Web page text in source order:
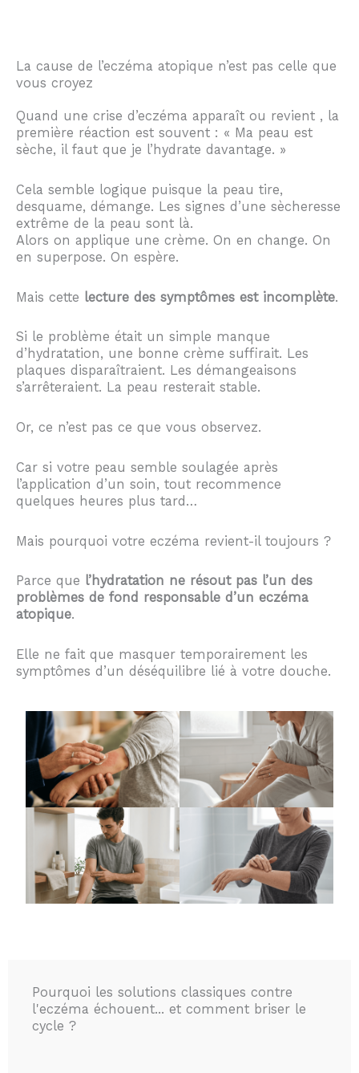
La cause de l’eczéma atopique n’est pas celle que
vous croyez
Quand une crise d’eczéma apparaît ou revient , la
première réaction est souvent : « Ma peau est
sèche, il faut que je l’hydrate davantage. »
Cela semble logique puisque la peau tire,
desquame, démange. Les signes d’une sècheresse
extrême de la peau sont là.
Alors on applique une crème. On en change. On
en superpose. On espère.
Mais cette lecture des symptômes est incomplète.
Si le problème était un simple manque
d’hydratation, une bonne crème suffirait. Les
plaques disparaîtraient. Les démangeaisons
s’arrêteraient. La peau resterait stable.
Or, ce n’est pas ce que vous observez.
Car si votre peau semble soulagée après
l’application d’un soin, tout recommence
quelques heures plus tard…
Mais pourquoi votre eczéma revient-il toujours ?
Parce que l’hydratation ne résout pas l’un des
problèmes de fond responsable d’un eczéma
atopique.
Elle ne fait que masquer temporairement les
symptômes d’un déséquilibre lié à votre douche.
Pourquoi les solutions classiques contre
l'eczéma échouent... et comment briser le
cycle ?